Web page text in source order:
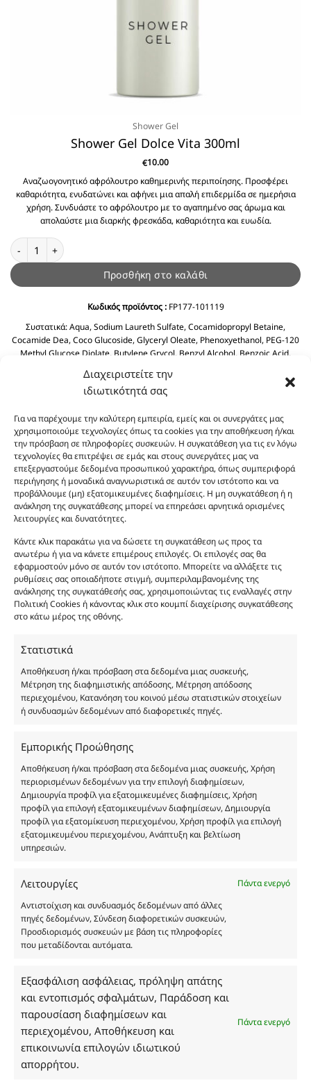
Διαχειριστείτε την
ιδιωτικότητά σας
Για να παρέχουμε την καλύτερη εμπειρία, εμείς και οι συνεργάτες μας
χρησιμοποιούμε τεχνολογίες όπως τα cookies για την αποθήκευση ή/και
την πρόσβαση σε πληροφορίες συσκευών. Η συγκατάθεση για τις εν λόγω
τεχνολογίες θα επιτρέψει σε εμάς και στους συνεργάτες μας να
επεξεργαστούμε δεδομένα προσωπικού χαρακτήρα, όπως συμπεριφορά
περιήγησης ή μοναδικά αναγνωριστικά σε αυτόν τον ιστότοπο και να
προβάλλουμε (μη) εξατομικευμένες διαφημίσεις. Η μη συγκατάθεση ή η
ανάκληση της συγκατάθεσης μπορεί να επηρεάσει αρνητικά ορισμένες
λειτουργίες και δυνατότητες.
Κάντε κλικ παρακάτω για να δώσετε τη συγκατάθεση ως προς τα
ανωτέρω ή για να κάνετε επιμέρους επιλογές. Οι επιλογές σας θα
εφαρμοστούν μόνο σε αυτόν τον ιστότοπο. Μπορείτε να αλλάξετε τις
ρυθμίσεις σας οποιαδήποτε στιγμή, συμπεριλαμβανομένης της
ανάκλησης της συγκατάθεσής σας, χρησιμοποιώντας τις εναλλαγές στην
Πολιτική Cookies ή κάνοντας κλικ στο κουμπί διαχείρισης συγκατάθεσης
στο κάτω μέρος της οθόνης.
Στατιστικά
Αποθήκευση ή/και πρόσβαση στα δεδομένα μιας συσκευής,
Μέτρηση της διαφημιστικής απόδοσης, Μέτρηση απόδοσης
περιεχομένου, Κατανόηση του κοινού μέσω στατιστικών στοιχείων
ή συνδυασμών δεδομένων από διαφορετικές πηγές.
Εμπορικής Προώθησης
Αποθήκευση ή/και πρόσβαση στα δεδομένα μιας συσκευής, Χρήση
περιορισμένων δεδομένων για την επιλογή διαφημίσεων,
Δημιουργία προφίλ για εξατομικευμένες διαφημίσεις, Χρήση
προφίλ για επιλογή εξατομικευμένων διαφημίσεων, Δημιουργία
προφίλ για εξατομίκευση περιεχομένου, Χρήση προφίλ για επιλογή
εξατομικευμένου περιεχομένου, Ανάπτυξη και βελτίωση
υπηρεσιών.
Λειτουργίες
Πάντα ενεργό
Αντιστοίχιση και συνδυασμός δεδομένων από άλλες
πηγές δεδομένων, Σύνδεση διαφορετικών συσκευών,
Προσδιορισμός συσκευών με βάση τις πληροφορίες
που μεταδίδονται αυτόματα.
Εξασφάλιση ασφάλειας, πρόληψη απάτης
και εντοπισμός σφαλμάτων, Παράδοση και
παρουσίαση διαφημίσεων και
περιεχομένου, Αποθήκευση και
επικοινωνία επιλογών ιδιωτικού
απορρήτου.
Πάντα ενεργό
Shower Gel
Shower Gel Dolce Vita 300ml
€10.00
Αναζωογονητικό αφρόλουτρο καθημερινής περιποίησης. Προσφέρει
καθαριότητα, ενυδατώνει και αφήνει μια απαλή επιδερμίδα σε ημερήσια
χρήση. Συνδυάστε το αφρόλουτρο με το αγαπημένο σας άρωμα και
απολαύστε μια διαρκής φρεσκάδα, καθαριότητα και ευωδία.
Shower Gel Dolce Vita 300ml ποσότητα
Προσθήκη στο καλάθι
Κωδικός προϊόντος :FP177-101119
Συστατικά:Aqua, Sodium Laureth Sulfate, Cocamidopropyl Betaine,
Cocamide Dea, Coco Glucoside, Glyceryl Oleate, Phenoxyethanol, PEG-120
Methyl Glucose Diolate, Butylene Grycol, Benzyl Alcohol, Benzoic Acid,
Europaea (Olive) Fruit Olive Oil, Sodium Benzoate, Sodium Sulfate, Citric
Acid.
Οι φωτογραφίες των προϊόντων είναι ενδεικτικές
και δεν είναι προς πώληση το εικονιζόμενο προϊόν.
Σκοπός τους είναι η διευκόλυνση της επιλογής σας.
Σε καμία περίπτωση δεν αντιστοιχούν στα
αυθεντικά αρώματα και δεν ανταποκρίνονται στην
πραγματικότητα. Πρόθεση της επιχείρησης μας δεν
είναι η παραπλάνηση και η εξαπάτηση του
καταναλωτή. Όλα μας τα προϊόντα είναι τύπου, σε
αντίστοιχα αυθεντικά γνωστών οίκων. Οι
ονομασίες, οι εικόνες και τα σήματα των
προϊόντων αποτελούν αναφαίρετη και
κατοχυρωμένη εμπορικά ιδιοκτησία των
Δημιουργών-Οίκων. Οι εικόνες ενδέχεται να
Με επιφύλαξη κάθε νόμιμου δικαιώματος.
Eau de parfum
Αγίου Κωνσταντίνου 76
Τηλ. 2314 016010
ΑΦΜ 803285309
ΓΕΜΗ 193802504000
Δευτέρα: 08:30–16:30
Τρίτη: 08:30–16:30
Τετάρτη: 08:30–16:30
Πέμπτη: 08:30–16:30
Παρασκευή: 08:30–16:30